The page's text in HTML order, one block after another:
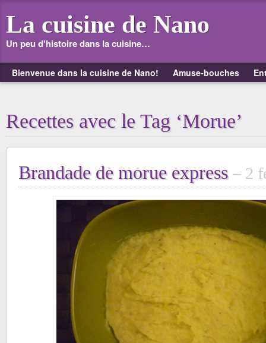
La cuisine de Nano
Un peu d'histoire dans la cuisine…
Bienvenue dans la cuisine de Nano! Amuse-bouches
Recettes avec le Tag ‘Morue’
Brandade de morue express 2